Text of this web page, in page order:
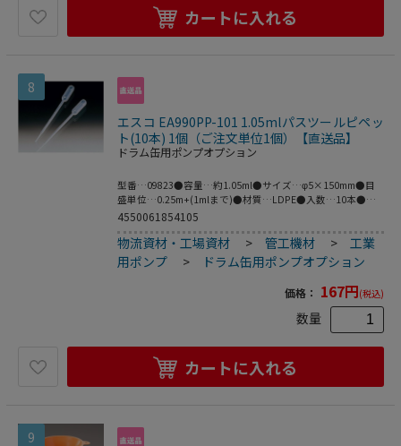
カートに入れる
8
エスコ EA990PP-101 1.05mlパスツールピペッ
ト(10本) 1個（ご注文単位1個）【直送品】
ドラム缶用ポンプオプション
型番…09823●容量…約1.05ml●サイズ…φ5×150mm●目
盛単位…0.25m+(1mlまで)●材質…LDPE●入数…10本●ピ
ペット容量は約1.05mlで、0.03mlの滴下ができます。●滅菌
26g
4550061854105
物流資材・工場資材 >管工機材 > 工業
用ポンプ
> ドラム缶用ポンプオプション
価格： 167円(税込)
数量
カートに入れる
9